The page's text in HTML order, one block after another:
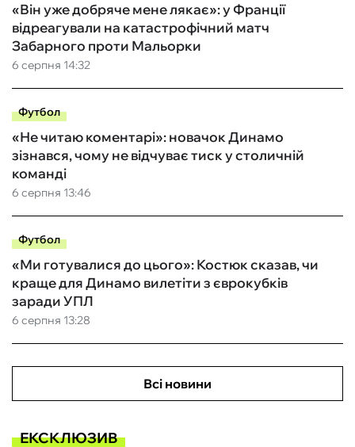
6 серпня 14:32
«Він уже добряче мене лякає»: у Франції
відреагували на катастрофічний матч
Забарного проти Мальорки
Футбол
6 серпня 13:46
«Не читаю коментарі»: новачок Динамо
зізнався, чому не відчуває тиск у столичній
команді
Футбол
6 серпня 13:28
«Ми готувалися до цього»: Костюк сказав, чи
краще для Динамо вилетіти з єврокубків
заради УПЛ
Всі новини
ЕКСКЛЮЗИВ